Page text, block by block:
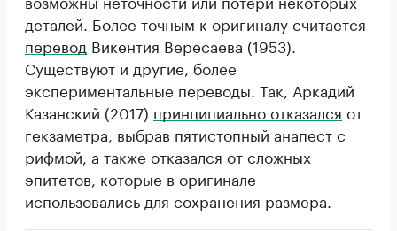
деталей. Более точным к оригиналу считается
перевод Викентия Вересаева (1953).
Существуют и другие, более
экспериментальные переводы. Так, Аркадий
Казанский (2017) принципиально отказался от
гекзаметра, выбрав пятистопный анапест с
рифмой, а также отказался от сложных
эпитетов, которые в оригинале
использовались для сохранения размера.